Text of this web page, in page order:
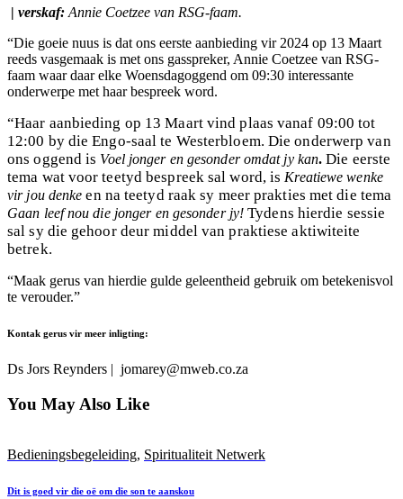
| verskaf: Annie Coetzee van RSG-faam.
“Die goeie nuus is dat ons eerste aanbieding vir 2024 op 13 Maart
reeds vasgemaak is met ons gasspreker, Annie Coetzee van RSG-
faam waar daar elke Woensdagoggend om 09:30 interessante
onderwerpe met haar bespreek word.
“Haar aanbieding op 13 Maart vind plaas vanaf 09:00 tot
12:00 by die Engo-saal te Westerbloem. Die onderwerp van
ons oggend is Voel jonger en gesonder omdat jy kan. Die eerste
tema wat voor teetyd bespreek sal word, isKreatiewe wenke
vir jou denke en na teetyd raak sy meer prakties met die tema
Gaan leef nou die jonger en gesonder jy! Tydens hierdie sessie
sal sy die gehoor deur middel van praktiese aktiwiteite
betrek.
“Maak gerus van hierdie gulde geleentheid gebruik om betekenisvol
te verouder.”
Kontak gerus vir meer inligting:
Ds Jors Reynders | jomarey@mweb.co.za
You May Also Like
Bedieningsbegeleiding, Spiritualiteit Netwerk
Dit is goed vir die oë om die son te aanskou